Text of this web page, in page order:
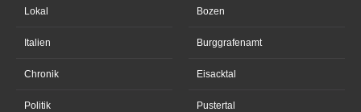
Lokal
Italien
Chronik
Politik
Bozen
Burggrafenamt
Eisacktal
Pustertal